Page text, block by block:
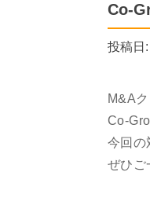
Co-
投稿日:
M&A
Co-
今回の
ぜひご